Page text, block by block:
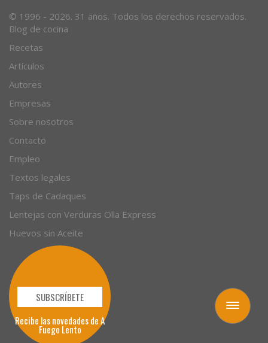
Toggle
navigation
Blog de cocina
Recetas
Artículos
Autores
Empresas
Sobre nosotros
Contacto
Empleo
Textos legales
Taps de Cadaques
Lentejas con Verduras Olla Express
Huevos sin Aceite
SUBSCRÍBETE